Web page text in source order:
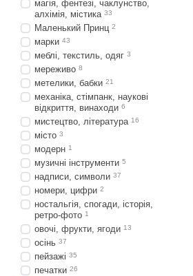
магія, фентезі, чаклунство,
алхімія, містика 33
Маленький Принц 2
марки 43
меблі, текстиль, одяг 3
мереживо 8
метелики, бабки 21
механіка, стімпанк, наукові
відкриття, винаходи 6
мистецтво, література 16
місто 3
модерн 1
музичні інструменти 5
надписи, символи 37
номери, цифри 2
ностальгія, спогади, історія,
ретро-фото 1
овочі, фрукти, ягоди 13
осінь 37
пейзажі 35
печатки 26